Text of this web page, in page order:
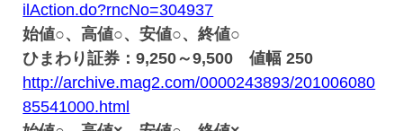
ilAction.do?rncNo=304937
始値○、高値○、安値○、終値○
ひまわり証券：9,250～9,500 値幅 250
http://archive.mag2.com/0000243893/201006080
85541000.html